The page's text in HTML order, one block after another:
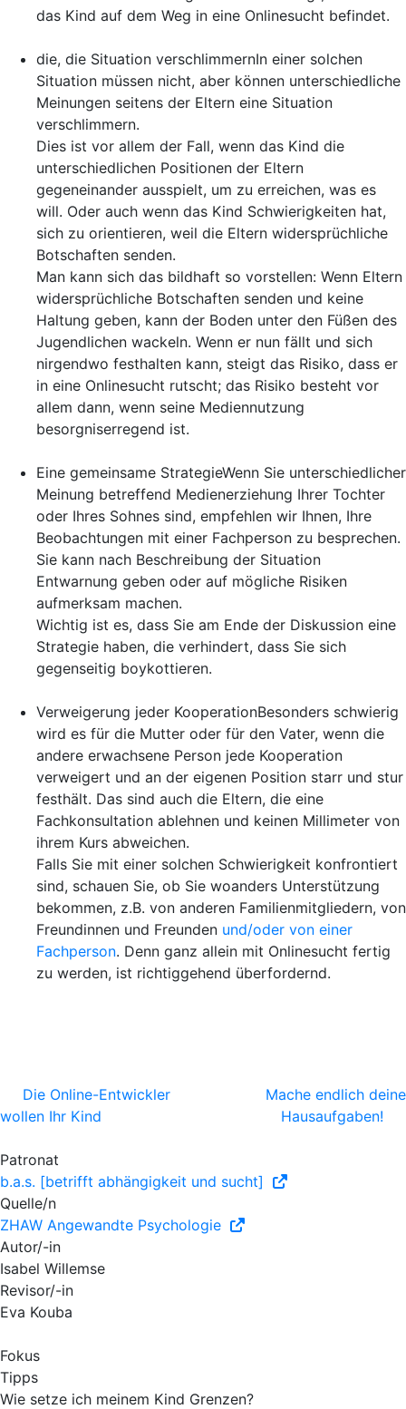
das Kind auf dem Weg in eine Onlinesucht befindet.
die, die Situation verschlimmernIn einer solchen
Situation müssen nicht, aber können unterschiedliche
Meinungen seitens der Eltern eine Situation
verschlimmern.
Dies ist vor allem der Fall, wenn das Kind die
unterschiedlichen Positionen der Eltern
gegeneinander ausspielt, um zu erreichen, was es
will. Oder auch wenn das Kind Schwierigkeiten hat,
sich zu orientieren, weil die Eltern widersprüchliche
Botschaften senden.
Man kann sich das bildhaft so vorstellen: Wenn Eltern
widersprüchliche Botschaften senden und keine
Haltung geben, kann der Boden unter den Füßen des
Jugendlichen wackeln. Wenn er nun fällt und sich
nirgendwo festhalten kann, steigt das Risiko, dass er
in eine Onlinesucht rutscht; das Risiko besteht vor
allem dann, wenn seine Mediennutzung
besorgniserregend ist.
Eine gemeinsame StrategieWenn Sie unterschiedlicher
Meinung betreffend Medienerziehung Ihrer Tochter
oder Ihres Sohnes sind, empfehlen wir Ihnen, Ihre
Beobachtungen mit einer Fachperson zu besprechen.
Sie kann nach Beschreibung der Situation
Entwarnung geben oder auf mögliche Risiken
aufmerksam machen.
Wichtig ist es, dass Sie am Ende der Diskussion eine
Strategie haben, die verhindert, dass Sie sich
gegenseitig boykottieren.
Verweigerung jeder KooperationBesonders schwierig
wird es für die Mutter oder für den Vater, wenn die
andere erwachsene Person jede Kooperation
verweigert und an der eigenen Position starr und stur
festhält. Das sind auch die Eltern, die eine
Fachkonsultation ablehnen und keinen Millimeter von
ihrem Kurs abweichen.
Falls Sie mit einer solchen Schwierigkeit konfrontiert
sind, schauen Sie, ob Sie woanders Unterstützung
bekommen, z.B. von anderen Familienmitgliedern, von
Freundinnen und Freunden und/oder von einer
Fachperson. Denn ganz allein mit Onlinesucht fertig
zu werden, ist richtiggehend überfordernd.
Die Online-Entwickler
wollen Ihr Kind
Mache endlich deine
Hausaufgaben!
Patronat
b.a.s. [betrifft abhängigkeit und sucht]
Quelle/n
ZHAW Angewandte Psychologie
Autor/-in
Isabel Willemse
Revisor/-in
Eva Kouba
Fokus
Tipps
Wie setze ich meinem Kind Grenzen?